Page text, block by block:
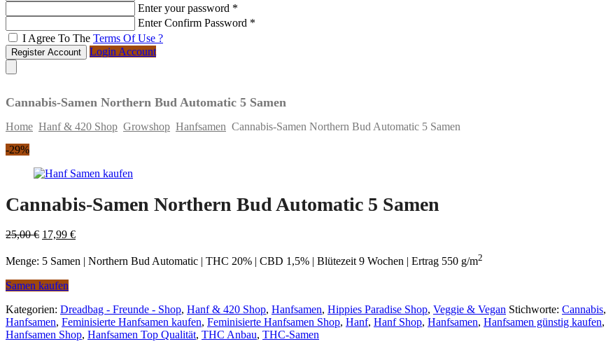
Enter your password *
Enter Confirm Password *
I Agree To The Terms Of Use ?
Register Account Login Account
Cannabis-Samen Northern Bud Automatic 5 Samen
Home Hanf & 420 Shop Growshop Hanfsamen Cannabis-Samen Northern Bud Automatic 5 Samen
Skip
content
-29%
Cannabis-Samen Northern Bud Automatic 5 Samen
25,00€ Original
was:
17,99 €Current
is:
Menge: 5 Samen | Northern Bud Automatic | THC 20% | CBD 1,5% | Blütezeit 9 Wochen | Ertrag 550 g/m2
Samen kaufen
Kategorien: Dreadbag - Freunde - Shop, Hanf & 420 Shop, Hanfsamen, Hippies Paradise Shop, Veggie & Vegan Stichworte: Cannabis,
Hanfsamen, Feminisierte Hanfsamen kaufen, Feminisierte Hanfsamen Shop, Hanf, Hanf Shop, Hanfsamen, Hanfsamen günstig kaufen,
Hanfsamen Shop, Hanfsamen Top Qualität, THC Anbau, THC-Samen